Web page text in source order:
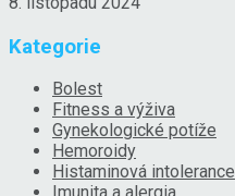
Kategorie
Bolest
Fitness a výživa
Gynekologické potíže
Hemoroidy
Histaminová intolerance